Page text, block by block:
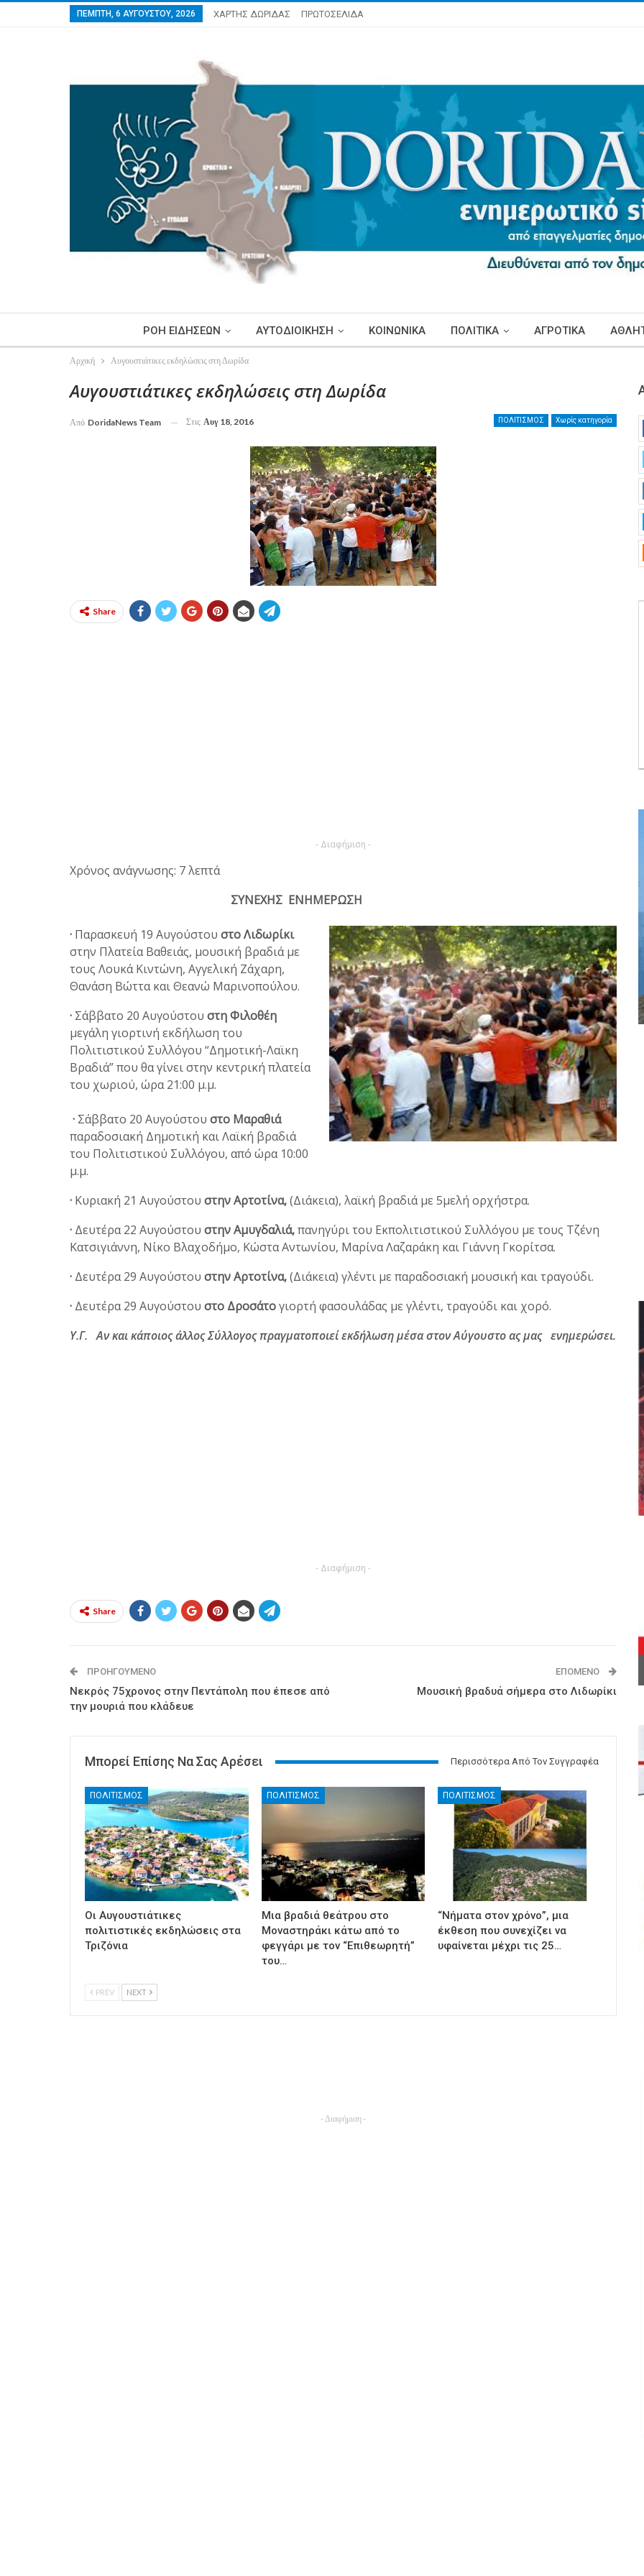
ΠΈΜΠΤΗ, 6 ΑΥΓΟΎΣΤΟΥ, 2026 ΧΑΡΤΗΣ ΔΩΡΙΔΑΣ ΠΡΩΤΟΣΕΛΙΔΑ
ΡΟΗ ΕΙΔΗΣΕΩΝ ΑΥΤΟΔΙΟΙΚΗΣΗ ΚΟΙΝΩΝΙΚΑ ΠΟΛΙΤΙΚΑ ΑΓΡΟΤΙΚΑ
Αρχική Αυγουστιάτικες εκδηλώσεις στη Δωρίδα
Αυγουστιάτικες εκδηλώσεις στη Δωρίδα
ΠΟΛΙΤΙΣΜΟΣ Χωρίς κατηγορία
Από DoridaNews Team Στις Αυγ 18, 2016
Share
- Διαφήμιση -
Χρόνος ανάγνωσης: 7 λεπτά
ΣΥΝΕΧΗΣ ΕΝΗΜΕΡΩΣΗ
· Παρασκευή 19 Αυγούστου στο Λιδωρίκι
στην Πλατεία Βαθειάς, μουσική βραδιά με
τους Λουκά Κιντώνη, Αγγελική Ζάχαρη,
Θανάση Βώττα και Θεανώ Μαρινοπούλου.
· Σάββατο 20 Αυγούστου στη Φιλοθέη
μεγάλη γιορτινή εκδήλωση του
Πολιτιστικού Συλλόγου “Δημοτική-Λαϊκη
Βραδιά” που θα γίνει στην κεντρική πλατεία
του χωριού, ώρα 21:00 μ.μ.
· Σάββατο 20 Αυγούστου στο Μαραθιά
παραδοσιακή Δημοτική και Λαϊκή βραδιά
του Πολιτιστικού Συλλόγου, από ώρα 10:00
μ.μ.
· Κυριακή 21 Αυγούστου στην Αρτοτίνα,(Διάκεια), λαϊκή βραδιά με 5μελή ορχήστρα.
· Δευτέρα 22 Αυγούστου στην Αμυγδαλιά,πανηγύρι του Εκπολιτιστικού Συλλόγου με τους Τζένη
Κατσιγιάννη, Νίκο Βλαχοδήμο, Κώστα Αντωνίου, Μαρίνα Λαζαράκη και Γιάννη Γκορίτσα.
· Δευτέρα 29 Αυγούστου στην Αρτοτίνα,(Διάκεια) γλέντι με παραδοσιακή μουσική και τραγούδι.
· Δευτέρα 29 Αυγούστου στο Δροσάτογιορτή φασουλάδας με γλέντι, τραγούδι και χορό.
Υ.Γ. Αν και κάποιος άλλος Σύλλογος πραγματοποιεί εκδήλωση μέσα στον Αύγουστο ας μας ενημερώσει.
- Διαφήμιση -
Share
ΠΡΟΗΓΟΎΜΕΝΟ
Νεκρός 75χρονος στην Πεντάπολη που έπεσε από
την μουριά που κλάδευε
ΕΠΌΜΕΝΟ
Μουσική βραδυά σήμερα στο Λιδωρίκι
Μπορεί Επίσης Να Σας Αρέσει Περισσότερα Από Τον Συγγραφέα
ΠΟΛΙΤΙΣΜΟΣ
Οι Αυγουστιάτικες
πολιτιστικές εκδηλώσεις στα
Τριζόνια
ΠΟΛΙΤΙΣΜΟΣ
Μια βραδιά θεάτρου στο
Μοναστηράκι κάτω από το
φεγγάρι με τον “Επιθεωρητή”
του…
ΠΟΛΙΤΙΣΜΟΣ
“Νήματα στον χρόνο”, μια
έκθεση που συνεχίζει να
υφαίνεται μέχρι τις 25…
PREV NEXT
- Διαφήμιση -